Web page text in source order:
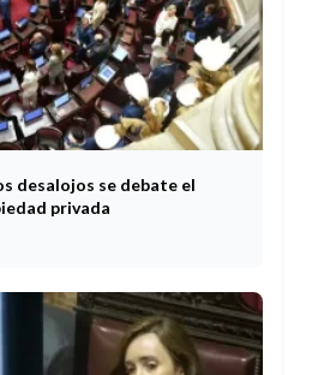
desalojos se debate el
privada